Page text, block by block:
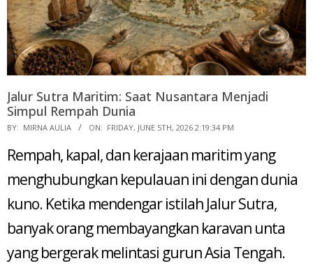
Jalur Sutra Maritim: Saat Nusantara Menjadi
Simpul Rempah Dunia
2026-
05
BY: MIRNA AULIA ON: FRIDAY, JUNE 5TH, 2026 2:19:34 PM
Rempah, kapal, dan kerajaan maritim yang
menghubungkan kepulauan ini dengan dunia
kuno. Ketika mendengar istilah Jalur Sutra,
banyak orang membayangkan karavan unta
yang bergerak melintasi gurun Asia Tengah.